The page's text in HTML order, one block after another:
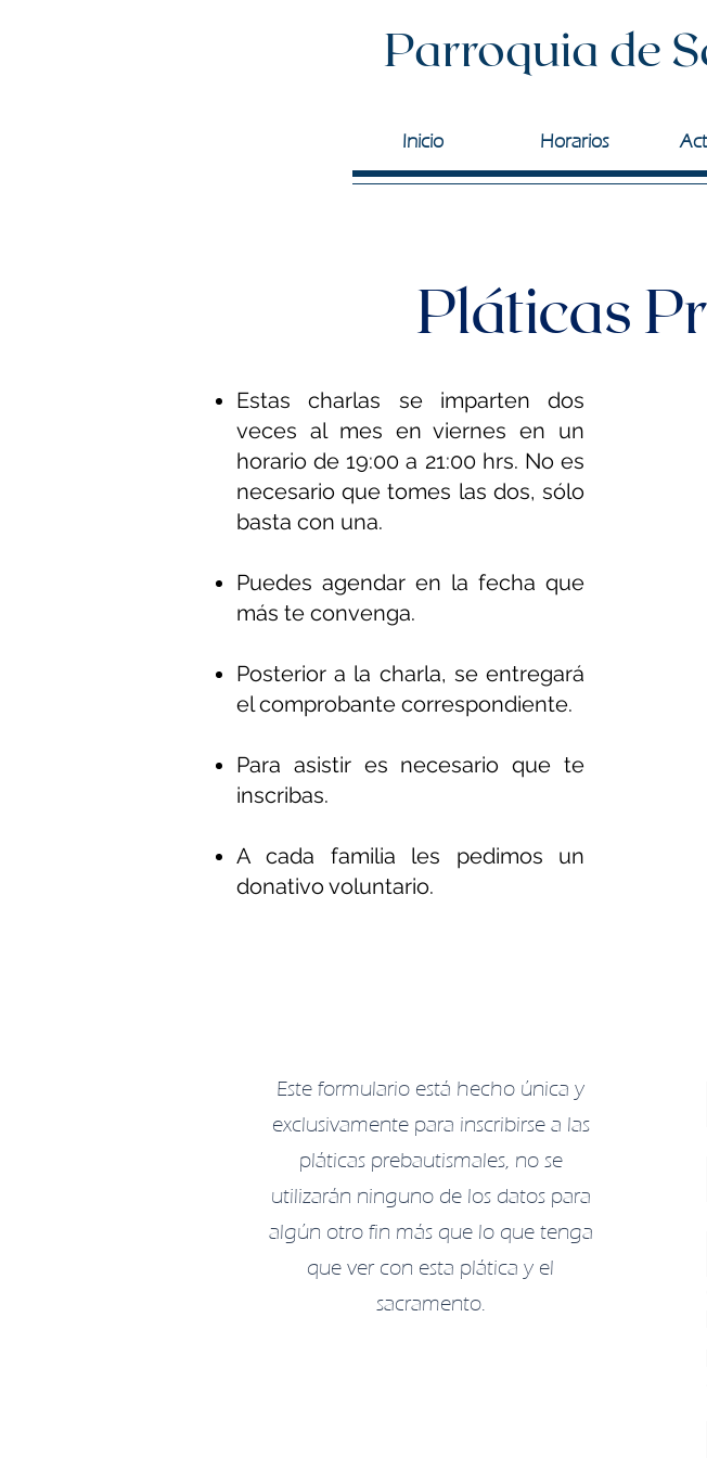
Parroquia de
Inicio Horarios
Pláticas
Estas charlas se imparten dos
veces al mes en viernes en un
horario de 19:00 a 21:00 hrs. No es
necesario que tomes las dos, sólo
basta con una.
Puedes agendar en la fecha que
más te convenga.
Posterior a la charla, se entregará
el comprobante correspondiente.
Para asistir es necesario que te
inscribas.
A cada familia les pedimos un
donativo voluntario.
Este formulario está hecho única y
exclusivamente para inscribirse a las
pláticas prebautismales, no se
utilizarán ninguno de los datos para
algún otro fin más que lo que tenga
que ver con esta plática y el
sacramento.